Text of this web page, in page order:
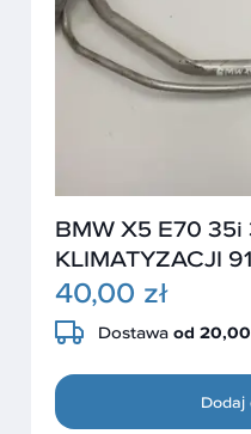
BMW X5 E70 35i
KLIMATYZACJI
40,00 zł
Dostawa od 20,00
Dodaj